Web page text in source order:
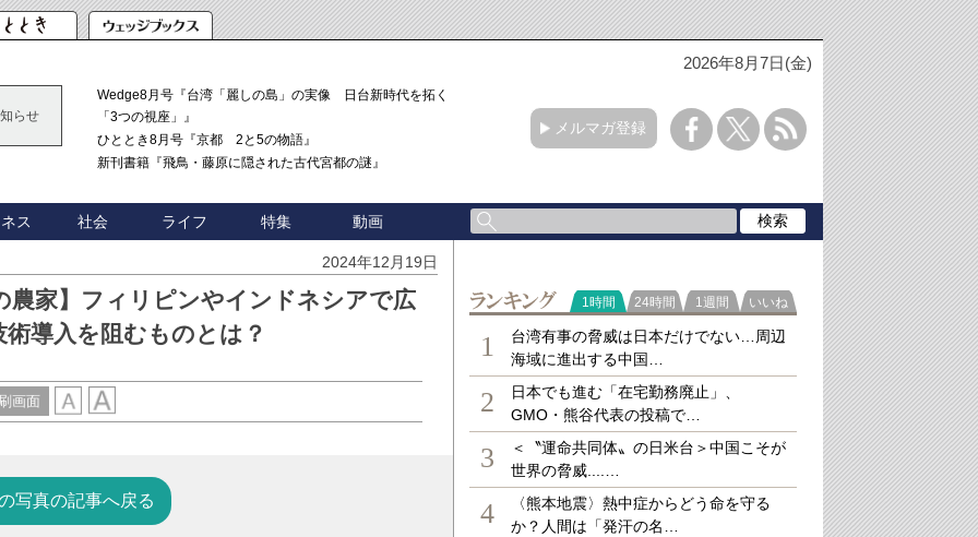
2026年8月7日(金)
らせ
Wedge8月号『台湾「麗しの島」の実像 日台新時代を拓く
「3つの視座」』
ひととき8月号『京都 2と5の物語』
新刊書籍『飛鳥・藤原に隠された古代宮都の謎』
メルマガ登録
ス 社会 ライフ 特集 動画
2024年12月19日
農家】フィリピンやインドネシアで広
導入を阻むものとは？
画面
写真の記事へ戻る
ラ
1時間 24時間 1週間 いいね
1
台湾有事の脅威は日本だけでない…周辺
海域に進出する中国…
2
日本でも進む「在宅勤務廃止」、
GMO・熊谷代表の投稿で…
3
＜〝運命共同体〟の日米台＞中国こそが
世界の脅威....…
4
〈熊本地震〉熱中症からどう命を守る
か？人間は「発汗の名…